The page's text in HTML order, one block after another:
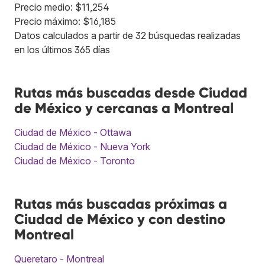
Precio medio: $11,254
Precio máximo: $16,185
Datos calculados a partir de 32 búsquedas realizadas
en los últimos 365 días
Rutas más buscadas desde Ciudad
de México y cercanas a Montreal
Ciudad de México - Ottawa
Ciudad de México - Nueva York
Ciudad de México - Toronto
Rutas más buscadas próximas a
Ciudad de México y con destino
Montreal
Queretaro - Montreal